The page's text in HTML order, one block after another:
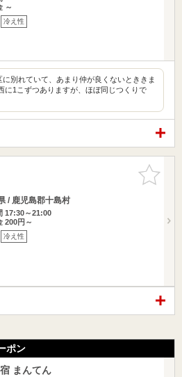
～
冷え性
別れていて、あまり仲が良くないとききま
に1こずつありますが、ほぼ同じつくりで
お気に入
りに追加
/ 鹿児島郡十島村
17:30～21:00
200円～
冷え性
ポン
まんてん